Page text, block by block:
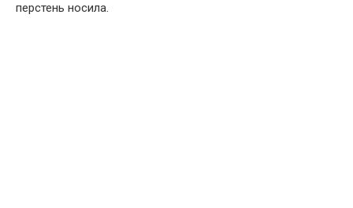
перстень носила.